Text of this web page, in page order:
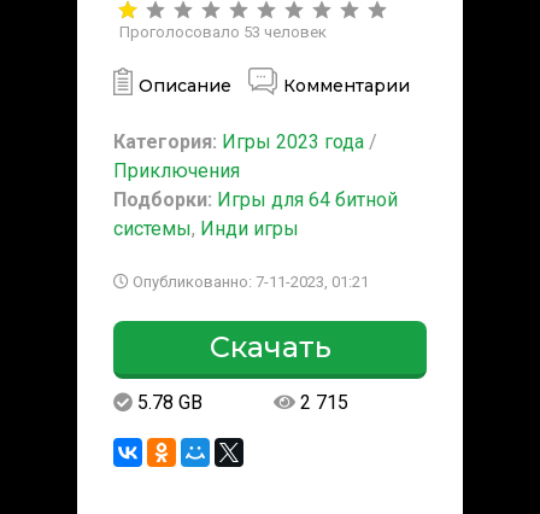
Проголосовало 53 человек
Описание Комментарии
Категория: Игры 2023 года /
Приключения
Подборки: Игры для 64 битной
системы, Инди игры
Опубликованно: 7-11-2023, 01:21
Скачать
5.78 GB 2 715